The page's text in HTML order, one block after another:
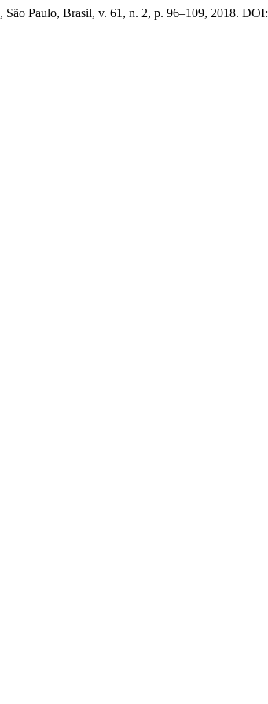
, São Paulo, Brasil, v. 61, n. 2, p. 96–109, 2018. DOI: